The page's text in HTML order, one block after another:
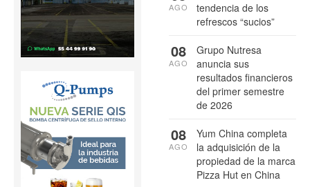
tendencia de los
refrescos “sucios”
AGO
Grupo Nutresa
anuncia sus
resultados financieros
del primer semestre
de 2026
08
AGO
Yum China completa
la adquisición de la
propiedad de la marca
Pizza Hut en China
08
AGO